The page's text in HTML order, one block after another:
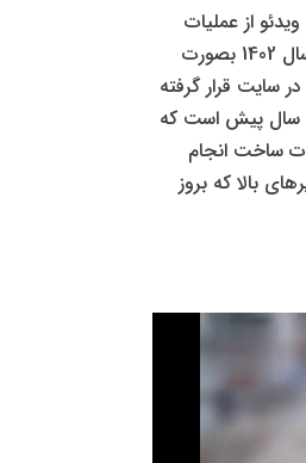
از عملیات
ساخت پروژه که در مرداد ماه سال 1402 بصورت
سایت قرار گرفته
است که تقریبا می توان گفت 1 سال پیش است که
ساخت انجام
بالا که بروز